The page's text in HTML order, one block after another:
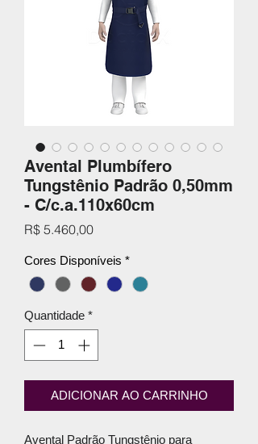
Avental Plumbífero
Tungstênio Padrão 0,50mm
- C/c.a.110x60cm
R$ 5.460,00Preço
Cores Disponíveis *
Quantidade *
ADICIONAR AO CARRINHO
Avental Padrão Tungstênio para